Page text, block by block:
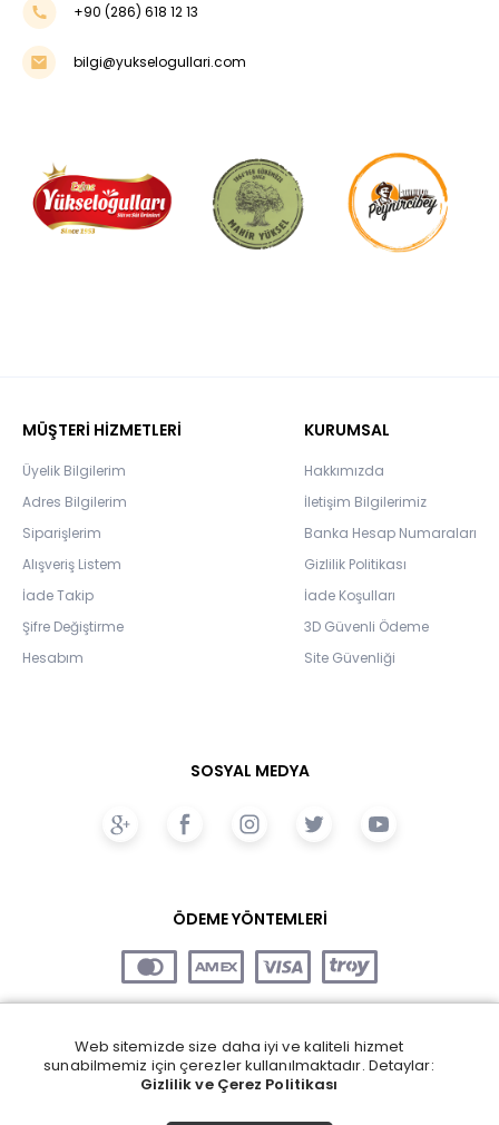
+90 (286) 618 12 13
bilgi@yukselogullari.com
MÜŞTERİ HİZMETLERİ
Üyelik Bilgilerim
Adres Bilgilerim
Siparişlerim
Alışveriş Listem
İade Takip
Şifre Değiştirme
Hesabım
KURUMSAL
Hakkımızda
İletişim Bilgilerimiz
Banka Hesap Numaraları
Gizlilik Politikası
İade Koşulları
3D Güvenli Ödeme
Site Güvenliği
SOSYAL MEDYA
ÖDEME YÖNTEMLERİ
Web sitemizde size daha iyi ve kaliteli hizmet
sunabilmemiz için çerezler kullanılmaktadır. Detaylar:
Gizlilik ve Çerez Politikası